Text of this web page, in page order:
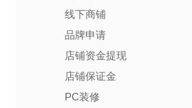
线下商铺
品牌申请
店铺资金提现
店铺保证金
PC装修